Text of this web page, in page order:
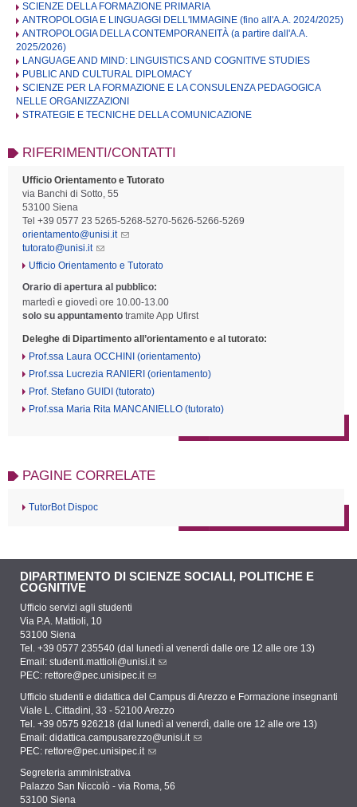
SCIENZE DELLA FORMAZIONE PRIMARIA
ANTROPOLOGIA E LINGUAGGI DELL'IMMAGINE (fino all'A.A. 2024/2025)
ANTROPOLOGIA DELLA CONTEMPORANEITÀ (a partire dall'A.A.
2025/2026)
LANGUAGE AND MIND: LINGUISTICS AND COGNITIVE STUDIES
PUBLIC AND CULTURAL DIPLOMACY
SCIENZE PER LA FORMAZIONE E LA CONSULENZA PEDAGOGICA
NELLE ORGANIZZAZIONI
STRATEGIE E TECNICHE DELLA COMUNICAZIONE
RIFERIMENTI/CONTATTI
Ufficio Orientamento e Tutorato
via Banchi di Sotto, 55
53100 Siena
Tel +39 0577 23 5265-5268-5270-5626-5266-5269
orientamento@unisi.it
tutorato@unisi.it
Ufficio Orientamento e Tutorato
Orario di apertura al pubblico:
martedì e giovedì ore 10.00-13.00
solo su appuntamento tramite App Ufirst
Deleghe di Dipartimento all’orientamento e al tutorato:
Prof.ssa Laura OCCHINI (orientamento)
Prof.ssa Lucrezia RANIERI (orientamento)
Prof. Stefano GUIDI (tutorato)
Prof.ssa Maria Rita MANCANIELLO (tutorato)
PAGINE CORRELATE
TutorBot Dispoc
DIPARTIMENTO DI SCIENZE SOCIALI, POLITICHE E
COGNITIVE
Ufficio servizi agli studenti
Via P.A. Mattioli, 10
53100 Siena
Tel. +39 0577 235540 (dal lunedì al venerdì dalle ore 12 alle ore 13)
Email: studenti.mattioli@unisi.it
PEC: rettore@pec.unisipec.it
Ufficio studenti e didattica del Campus di Arezzo e Formazione insegnanti
Viale L. Cittadini, 33 - 52100 Arezzo
Tel. +39 0575 926218 (dal lunedì al venerdì, dalle ore 12 alle ore 13)
Email: didattica.campusarezzo@unisi.it
PEC: rettore@pec.unisipec.it
Segreteria amministrativa
Palazzo San Niccolò - via Roma, 56
53100 Siena